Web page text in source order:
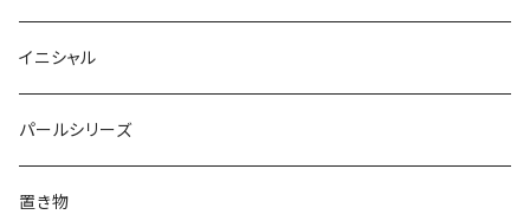
ネックレス
リング
Square
Round
てんとう虫
Animal
うさぎ
鏡
猫
犬
Lips
鏡
Pattern
Animal
てんとう虫
Food
Flower
Round
てんとう虫
イニシャル
パールシリーズ
置き物